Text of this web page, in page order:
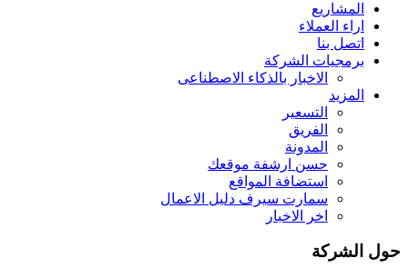
المشاريع
اراء العملاء
اتصل بنا
برمجيات الشركة
الاخبار بالذكاء الاصطناعى
المزيد
التسعير
الفريق
المدونة
حسن ارشفة موقعك
استضافة المواقع
سمارت سيرف دليل الاعمال
اخر الاخبار
حول الشركة